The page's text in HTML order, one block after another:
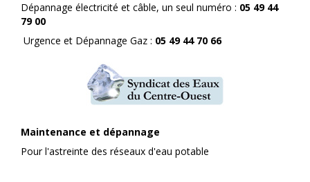
Dépannage électricité et câble, un seul numéro : 05 49 44
79 00
Urgence et Dépannage Gaz : 05 49 44 70 66
Maintenance et dépannage
Pour l'astreinte des réseaux d'eau potable